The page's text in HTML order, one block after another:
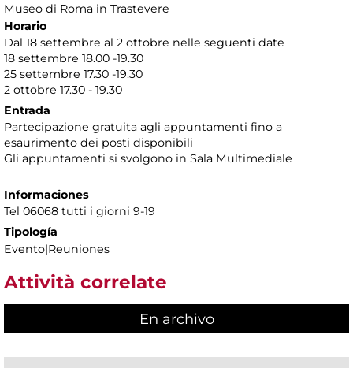
Museo di Roma in Trastevere
Horario
Dal 18 settembre al 2 ottobre nelle seguenti date
18 settembre 18.00 -19.30
25 settembre 17.30 -19.30
2 ottobre 17.30 - 19.30
Entrada
Partecipazione gratuita agli appuntamenti fino a
esaurimento dei posti disponibili
Gli appuntamenti si svolgono in Sala Multimediale
Informaciones
Tel 06068 tutti i giorni 9-19
Tipología
Evento|Reuniones
Attività correlate
En archivo